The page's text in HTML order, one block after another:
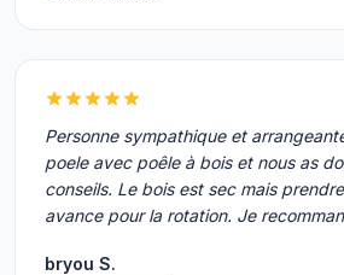
Personne sympathique et
poele avec poêle à bois et nous as
conseils. Le bois est sec mais
avance pour la rotation. Je
bryou S.